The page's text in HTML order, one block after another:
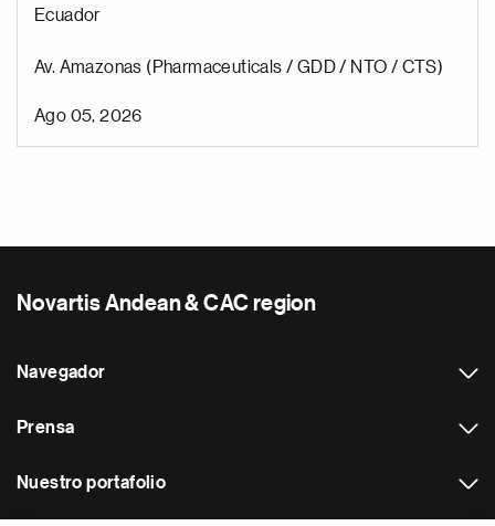
Ecuador
Av. Amazonas (Pharmaceuticals / GDD / NTO / CTS)
Ago 05, 2026
Novartis Andean & CAC region
Navegador
Prensa
Nuestro portafolio